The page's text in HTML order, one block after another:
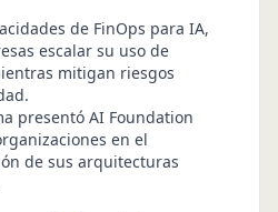
de FinOps para IA,
escalar su uso de
mitigan riesgos
presentó AI Foundation
en el
de sus arquitecturas